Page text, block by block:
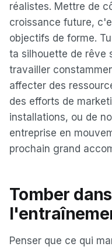
réalistes. Mettre de
croissance future,
objectifs de forme.
ta silhouette de rêve
travailler
affecter des
des efforts de
installations, ou de
entreprise en
prochain grand
Tomber
Penser que ce qui